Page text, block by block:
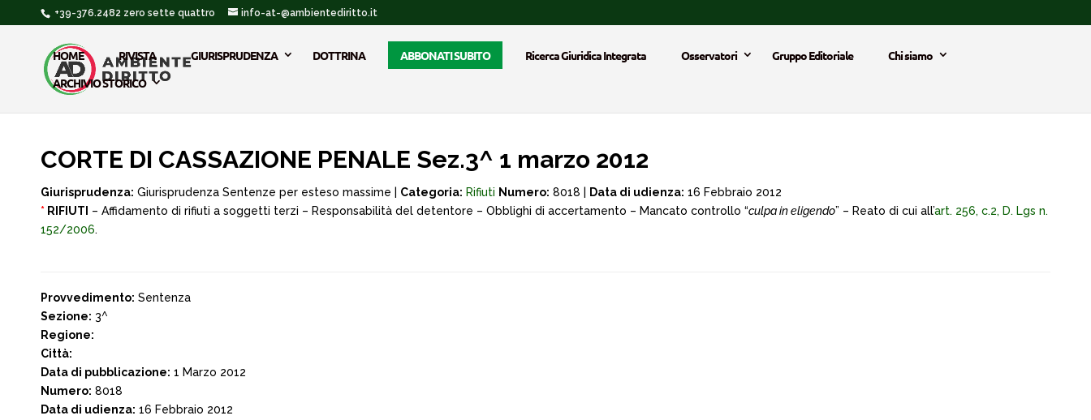
+39-376.2482 zero sette quattro info-at-@ambientediritto.it
HOME RIVISTA GIURISPRUDENZA DOTTRINA ABBONATI SUBITO Ricerca Giuridica Integrata Osservatori Gruppo Editoriale
Chi siamo
ARCHIVIO STORICO
CORTE DI CASSAZIONE PENALE Sez.3^ 1 marzo 2012
Giurisprudenza: Giurisprudenza Sentenze per esteso massime | Categoria: Rifiuti Numero: 8018 | Data di udienza: 16 Febbraio 2012
* RIFIUTI – Affidamento di rifiuti a soggetti terzi – Responsabilità del detentore – Obblighi di accertamento – Mancato controllo “culpa in eligendo” – Reato di cui all’art. 256, c.2, D. Lgs n.
152/2006.
Provvedimento: Sentenza
Sezione: 3^
Regione:
Città:
Data di pubblicazione: 1 Marzo 2012
Numero: 8018
Data di udienza: 16 Febbraio 2012